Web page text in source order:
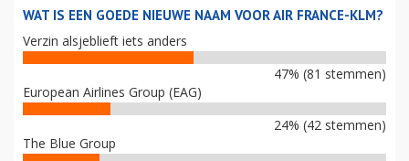
WAT IS EEN GOEDE NIEUWE NAAM VOOR AIR FRANCE-KLM?
Verzin alsjeblieft iets anders
47% (81 stemmen)
European Airlines Group (EAG)
24% (42 stemmen)
The Blue Group